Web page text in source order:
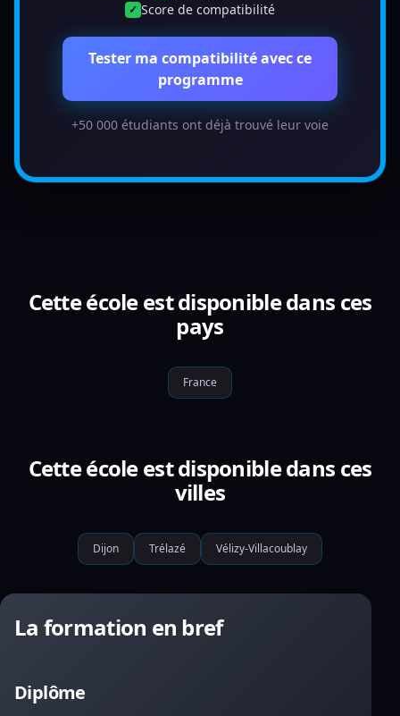
✓ Score de compatibilité
Tester ma compatibilité avec ce
programme
+50 000 étudiants ont déjà trouvé leur voie
Cette école est disponible dans ces
pays
France
Cette école est disponible dans ces
villes
Dijon Trélazé Vélizy-Villacoublay
La formation en bref
Diplôme